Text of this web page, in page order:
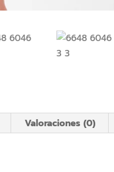
Valoraciones (0)